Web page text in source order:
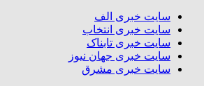
سایت خبری الف
سایت خبری انتخاب
سایت خبری تابناک
سایت خبری جهان نیوز
سایت خبری مشرق